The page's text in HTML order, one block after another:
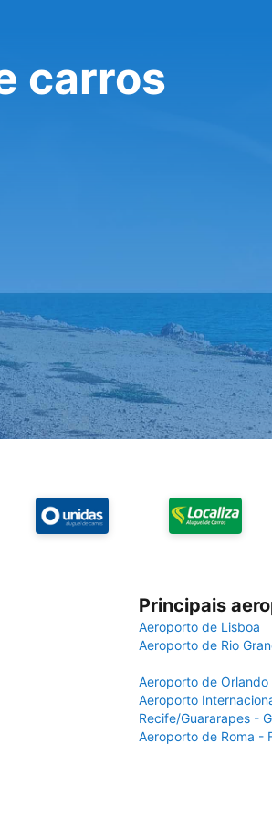
carros
Principais
Aeroporto de Lisboa
Aeroporto de Rio
Aeroporto de Orlando
Aeroporto
Recife/Guararapes -
Aeroporto de Roma -